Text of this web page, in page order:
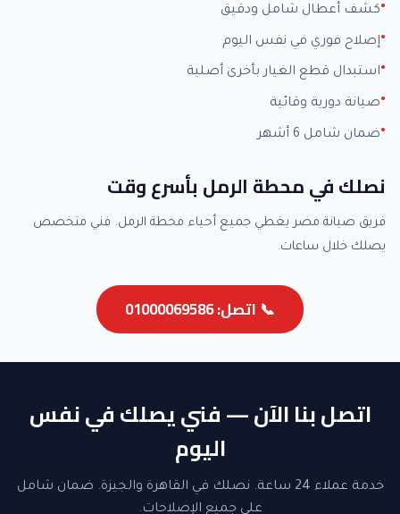
كشف أعطال شامل ودقيق
إصلاح فوري في نفس اليوم
استبدال قطع الغيار بأخرى أصلية
صيانة دورية وقائية
ضمان شامل 6 أشهر
نصلك في محطة الرمل بأسرع وقت
فريق صيانة مصر يغطي جميع أحياء محطة الرمل. فني متخصص
يصلك خلال ساعات.
📞 اتصل: 01000069586
اتصل بنا الآن — فني يصلك في نفس
اليوم
خدمة عملاء 24 ساعة. نصلك في القاهرة والجيزة. ضمان شامل
على جميع الإصلاحات.